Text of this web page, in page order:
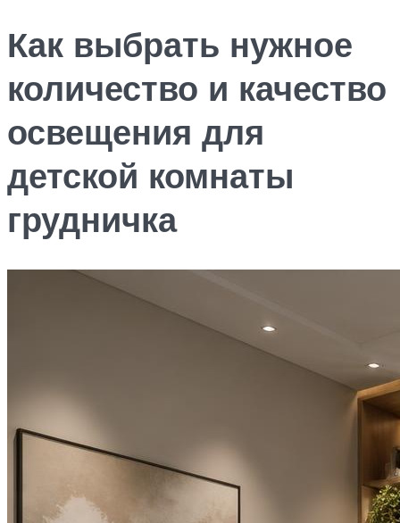
Как выбрать нужное
количество и качество
освещения для
детской комнаты
грудничка